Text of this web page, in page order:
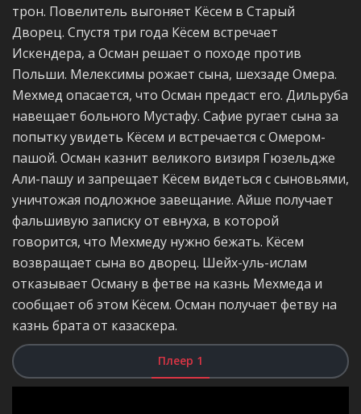
трон. Повелитель выгоняет Кёсем в Старый
Дворец. Спустя три года Кёсем встречает
Искендера, а Осман решает о походе против
Польши. Мелексимы рожает сына, шехзаде Омера.
Мехмед опасается, что Осман предаст его. Дильруба
навещает больного Мустафу. Сафие ругает сына за
попытку увидеть Кёсем и встречается с Омером-
пашой. Осман казнит великого визиря Гюзельдже
Али-пашу и запрещает Кёсем видеться с сыновьями,
уничтожая подложное завещание. Айше получает
фальшивую записку от евнуха, в которой
говорится, что Мехмеду нужно бежать. Кёсем
возвращает сына во дворец. Шейх-уль-ислам
отказывает Осману в фетве на казнь Мехмеда и
сообщает об этом Кёсем. Осман получает фетву на
казнь брата от казаскера.
Плеер 1